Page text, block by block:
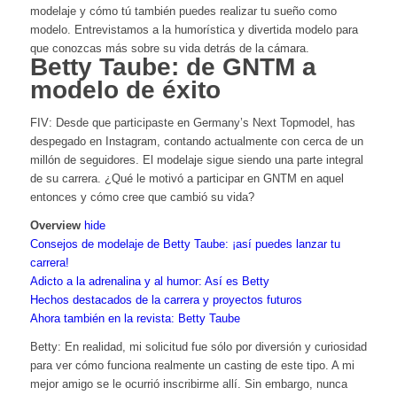
modelaje y cómo tú también puedes realizar tu sueño como
modelo. Entrevistamos a la humorística y divertida modelo para
que conozcas más sobre su vida detrás de la cámara.
Betty Taube: de GNTM a
modelo de éxito
FIV: Desde que participaste en Germany’s Next Topmodel, has
despegado en Instagram, contando actualmente con cerca de un
millón de seguidores. El modelaje sigue siendo una parte integral
de su carrera. ¿Qué le motivó a participar en GNTM en aquel
entonces y cómo cree que cambió su vida?
Overview hide
Consejos de modelaje de Betty Taube: ¡así puedes lanzar tu
carrera!
Adicto a la adrenalina y al humor: Así es Betty
Hechos destacados de la carrera y proyectos futuros
Ahora también en la revista: Betty Taube
Betty: En realidad, mi solicitud fue sólo por diversión y curiosidad
para ver cómo funciona realmente un casting de este tipo. A mi
mejor amigo se le ocurrió inscribirme allí. Sin embargo, nunca